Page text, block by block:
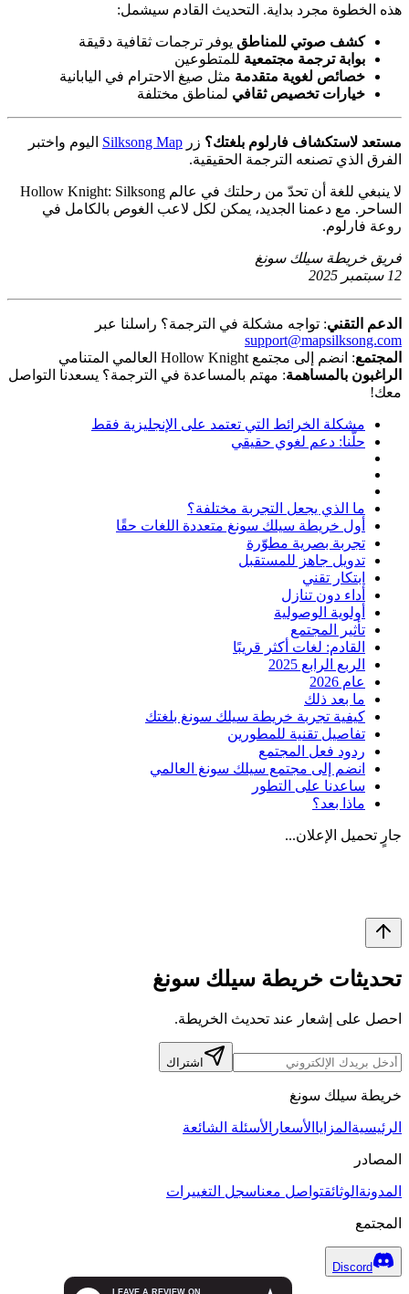
هذه الخطوة مجرد بداية. التحديث القادم سيشمل:
كشف صوتي للمناطق يوفر ترجمات ثقافية دقيقة
بوابة ترجمة مجتمعية للمتطوعين
خصائص لغوية متقدمة مثل صيغ الاحترام في اليابانية
خيارات تخصيص ثقافي لمناطق مختلفة
مستعد لاستكشاف فارلوم بلغتك؟ زر Silksong Map اليوم واختبر
الفرق الذي تصنعه الترجمة الحقيقية.
لا ينبغي للغة أن تحدّ من رحلتك في عالم Hollow Knight: Silksong
الساحر. مع دعمنا الجديد، يمكن لكل لاعب الغوص بالكامل في
روعة فارلوم.
فريق خريطة سيلك سونغ
12 سبتمبر 2025
الدعم التقني: تواجه مشكلة في الترجمة؟ راسلنا عبر
support@mapsilksong.com
المجتمع: انضم إلى مجتمع Hollow Knight العالمي المتنامي
الراغبون بالمساهمة: مهتم بالمساعدة في الترجمة؟ يسعدنا التواصل
معك!
مشكلة الخرائط التي تعتمد على الإنجليزية فقط
حلّنا: دعم لغوي حقيقي
ما الذي يجعل التجربة مختلفة؟
أول خريطة سيلك سونغ متعددة اللغات حقًا
تجربة بصرية مطوّرة
تدويل جاهز للمستقبل
ابتكار تقني
أداء دون تنازل
أولوية الوصولية
تأثير المجتمع
القادم: لغات أكثر قريبًا
الربع الرابع 2025
عام 2026
ما بعد ذلك
كيفية تجربة خريطة سيلك سونغ بلغتك
تفاصيل تقنية للمطورين
ردود فعل المجتمع
انضم إلى مجتمع سيلك سونغ العالمي
ساعدنا على التطور
ماذا بعد؟
جارٍ تحميل الإعلان...
تحديثات خريطة سيلك سونغ
احصل على إشعار عند تحديث الخريطة.
اشتراك
خريطة سيلك سونغ
الرئيسية المزايا الأسعار الأسئلة الشائعة
المصادر
المدونة الوثائقتواصل معناسجل التغييرات
المجتمع
Discord